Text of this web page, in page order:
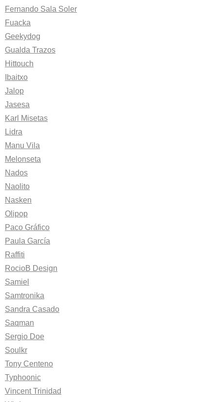
Fernando Sala Soler
Fuacka
Geekydog
Gualda Trazos
Hittouch
Ibaitxo
Jalop
Jasesa
Karl Misetas
Lidra
Manu Vila
Melonseta
Nados
Naolito
Nasken
Olipop
Paco Gráfico
Paula García
Raffiti
RocioB Design
Samiel
Samtronika
Sandra Casado
Saqman
Sergio Doe
Soulkr
Tony Centeno
Typhoonic
Vincent Trinidad